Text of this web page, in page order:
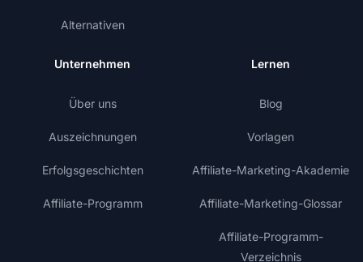
Alternativen
Unternehmen
Über uns
Auszeichnungen
Erfolgsgeschichten
Affiliate-Programm
Lernen
Blog
Vorlagen
Affiliate-Marketing-Akademie
Affiliate-Marketing-Glossar
Affiliate-Programm-
Verzeichnis